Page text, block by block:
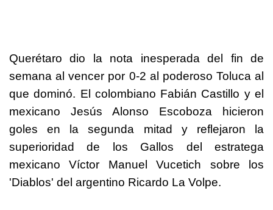
Querétaro dio la nota inesperada del fin de
semana al vencer por 0-2 al poderoso Toluca al
que dominó. El colombiano Fabián Castillo y el
mexicano Jesús Alonso Escoboza hicieron
goles en la segunda mitad y reflejaron la
superioridad de los Gallos del estratega
mexicano Víctor Manuel Vucetich sobre los
'Diablos' del argentino Ricardo La Volpe.